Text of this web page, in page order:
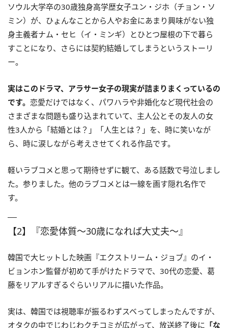
ソウル大学卒の30歳独身高学歴女子ユン・ジホ（チョン・ソ
ミン）が、ひょんなことから人やお金にあまり興味がない独
身主義者ナム・セヒ（イ・ミンギ）とひとつ屋根の下で暮ら
すことになり、さらには契約結婚してしまうというストーリ
ー。
実はこのドラマ、アラサー女子の現実が詰まりまくっているの
です。 恋愛だけではなく、パワハラや非婚化など現代社会の
さまざまな問題も盛り込まれていて、主人公とその友人の女
性3人から「結婚とは？」「人生とは？」を、時に笑いなが
ら、時に涙しながら考えさせてくれる作品です。
軽いラブコメと思って期待せずに観て、ある話数で号泣しまし
た。参りました。他のラブコメとは一線を画す隠れ名作で
す。
【2】『恋愛体質〜30歳になれば大丈夫〜』
韓国で大ヒットした映画『エクストリーム・ジョブ』のイ・
ビョンホン監督が初めて手がけたドラマで、30代の恋愛、葛
藤をリアルすぎるぐらいリアルに描いた作品。
実は、韓国では視聴率が振るわずスベってしまったんですが、
オタクの中でじわじわクチコミが広がって、放送終了後に 「な